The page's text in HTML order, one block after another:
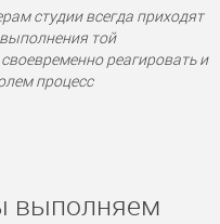
студии всегда приходят
той
реагировать и
процесс
выполняем